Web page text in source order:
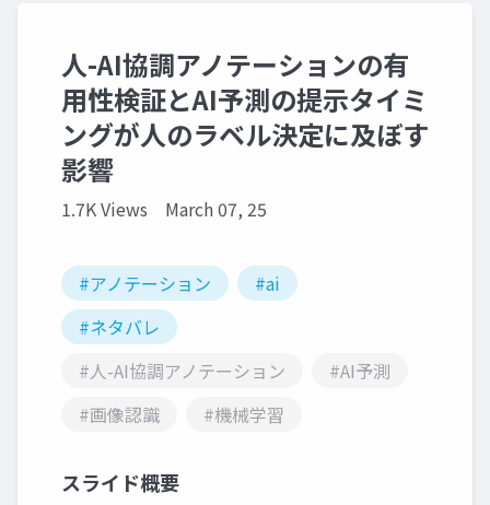
人-AI協調アノテーションの有
用性検証とAI予測の提示タイミ
ングが人のラベル決定に及ぼす
影響
1.7K Views March 07, 25
#アノテーション
#ai
#ネタバレ
#人-AI協調アノテーション
#AI予測
#画像認識
#機械学習
スライド概要